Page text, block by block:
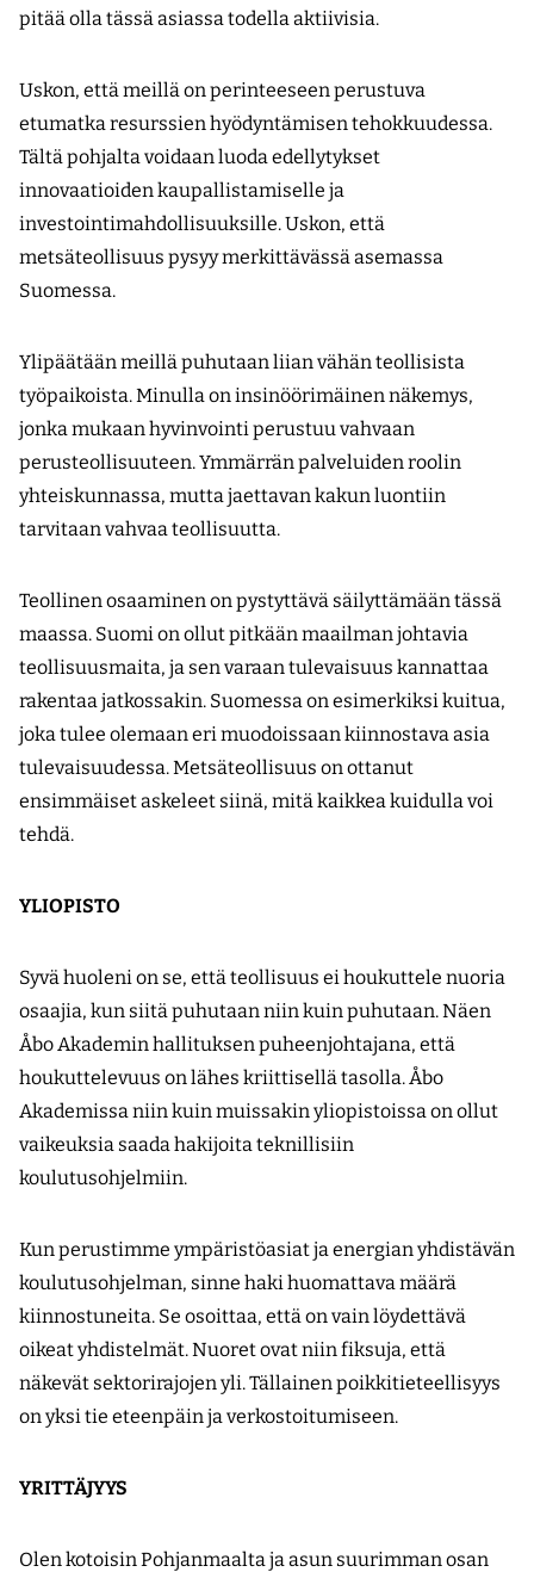
pitää olla tässä asiassa todella aktiivisia.
Uskon, että meillä on perinteeseen perustuva
etumatka resurssien hyödyntämisen tehokkuudessa.
Tältä pohjalta voidaan luoda edellytykset
innovaatioiden kaupallistamiselle ja
investointimahdollisuuksille. Uskon, että
metsäteollisuus pysyy merkittävässä asemassa
Suomessa.
Ylipäätään meillä puhutaan liian vähän teollisista
työpaikoista. Minulla on insinöörimäinen näkemys,
jonka mukaan hyvinvointi perustuu vahvaan
perusteollisuuteen. Ymmärrän palveluiden roolin
yhteiskunnassa, mutta jaettavan kakun luontiin
tarvitaan vahvaa teollisuutta.
Teollinen osaaminen on pystyttävä säilyttämään tässä
maassa. Suomi on ollut pitkään maailman johtavia
teollisuusmaita, ja sen varaan tulevaisuus kannattaa
rakentaa jatkossakin. Suomessa on esimerkiksi kuitua,
joka tulee olemaan eri muodoissaan kiinnostava asia
tulevaisuudessa. Metsäteollisuus on ottanut
ensimmäiset askeleet siinä, mitä kaikkea kuidulla voi
tehdä.
YLIOPISTO
Syvä huoleni on se, että teollisuus ei houkuttele nuoria
osaajia, kun siitä puhutaan niin kuin puhutaan. Näen
Åbo Akademin hallituksen puheenjohtajana, että
houkuttelevuus on lähes kriittisellä tasolla. Åbo
Akademissa niin kuin muissakin yliopistoissa on ollut
vaikeuksia saada hakijoita teknillisiin
koulutusohjelmiin.
Kun perustimme ympäristöasiat ja energian yhdistävän
koulutusohjelman, sinne haki huomattava määrä
kiinnostuneita. Se osoittaa, että on vain löydettävä
oikeat yhdistelmät. Nuoret ovat niin fiksuja, että
näkevät sektorirajojen yli. Tällainen poikkitieteellisyys
on yksi tie eteenpäin ja verkostoitumiseen.
YRITTÄJYYS
Olen kotoisin Pohjanmaalta ja asun suurimman osan